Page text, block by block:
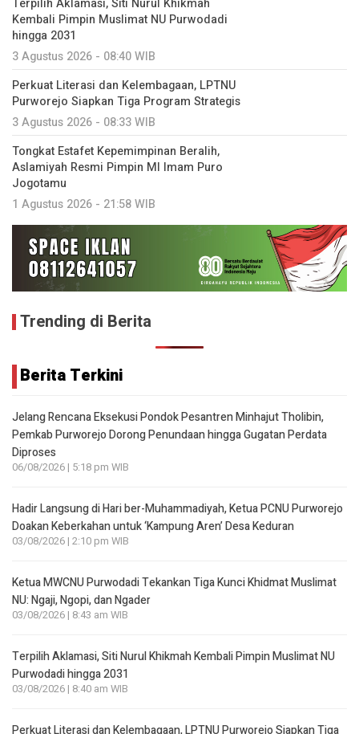
Kembali Pimpin Muslimat NU Purwodadi
hingga 2031
3 Agustus 2026 - 08:40 WIB
Perkuat Literasi dan Kelembagaan, LPTNU
Purworejo Siapkan Tiga Program Strategis
3 Agustus 2026 - 08:33 WIB
Tongkat Estafet Kepemimpinan Beralih,
Aslamiyah Resmi Pimpin MI Imam Puro
Jogotamu
1 Agustus 2026 - 21:58 WIB
Trending di Berita
Berita Terkini
Jelang Rencana Eksekusi Pondok Pesantren Minhajut Tholibin,
Pemkab Purworejo Dorong Penundaan hingga Gugatan Perdata
Diproses
06/08/2026 | 5:18 pm WIB
Hadir Langsung di Hari ber-Muhammadiyah, Ketua PCNU Purworejo
Doakan Keberkahan untuk ‘Kampung Aren’ Desa Keduran
03/08/2026 | 2:10 pm WIB
Ketua MWCNU Purwodadi Tekankan Tiga Kunci Khidmat Muslimat
NU: Ngaji, Ngopi, dan Ngader
03/08/2026 | 8:43 am WIB
Terpilih Aklamasi, Siti Nurul Khikmah Kembali Pimpin Muslimat NU
Purwodadi hingga 2031
03/08/2026 | 8:40 am WIB
Perkuat Literasi dan Kelembagaan, LPTNU Purworejo Siapkan Tiga